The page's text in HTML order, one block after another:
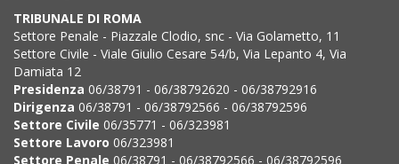
TRIBUNALE DI ROMA
Settore Penale - Piazzale Clodio, snc - Via Golametto, 11
Settore Civile - Viale Giulio Cesare 54/b, Via Lepanto 4, Via
Damiata 12
Presidenza 06/38791 - 06/38792620 - 06/38792916
Dirigenza 06/38791 - 06/38792566 - 06/38792596
Settore Civile 06/35771 - 06/323981
Settore Lavoro 06/323981
Settore Penale 06/38791 - 06/38792566 - 06/38792596